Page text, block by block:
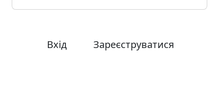
Вхід Зареєструватися